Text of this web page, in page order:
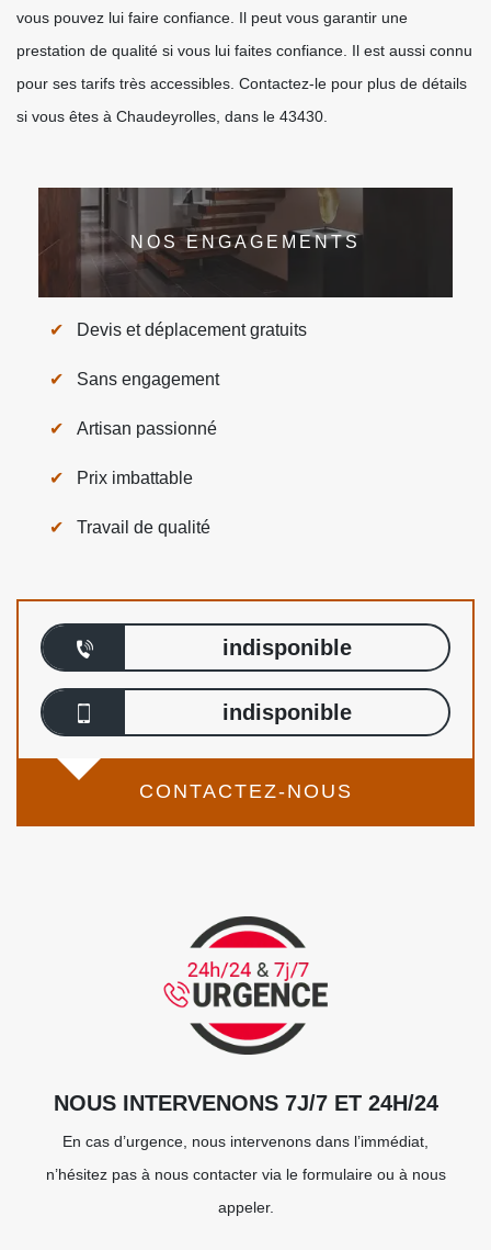
vous pouvez lui faire confiance. Il peut vous garantir une
prestation de qualité si vous lui faites confiance. Il est aussi connu
pour ses tarifs très accessibles. Contactez-le pour plus de détails
si vous êtes à Chaudeyrolles, dans le 43430.
NOS ENGAGEMENTS
Devis et déplacement gratuits
Sans engagement
Artisan passionné
Prix imbattable
Travail de qualité
indisponible
indisponible
CONTACTEZ-NOUS
NOUS INTERVENONS 7J/7 ET 24H/24
En cas d’urgence, nous intervenons dans l’immédiat,
n’hésitez pas à nous contacter via le formulaire ou à nous
appeler.